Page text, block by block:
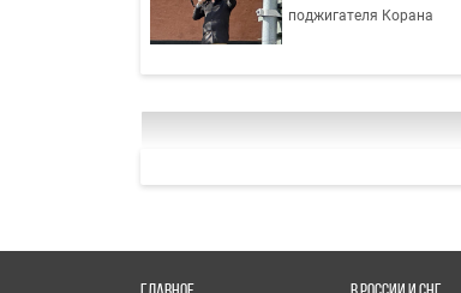
поджигателя Корана